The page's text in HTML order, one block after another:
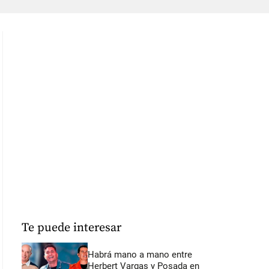
Te puede interesar
Habrá mano a mano entre
Herbert Vargas y Posada en